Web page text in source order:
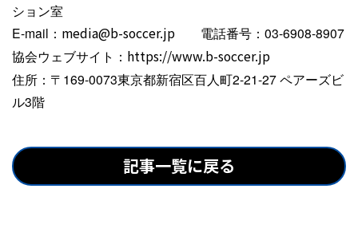
ション室
E-mail： media@b-soccer.jp 電話番号：03-6908-8907
協会ウェブサイト： https://www.b-soccer.jp
住所：〒169-0073東京都新宿区百人町2-21-27 ペアーズビ
ル3階
記事一覧に戻る